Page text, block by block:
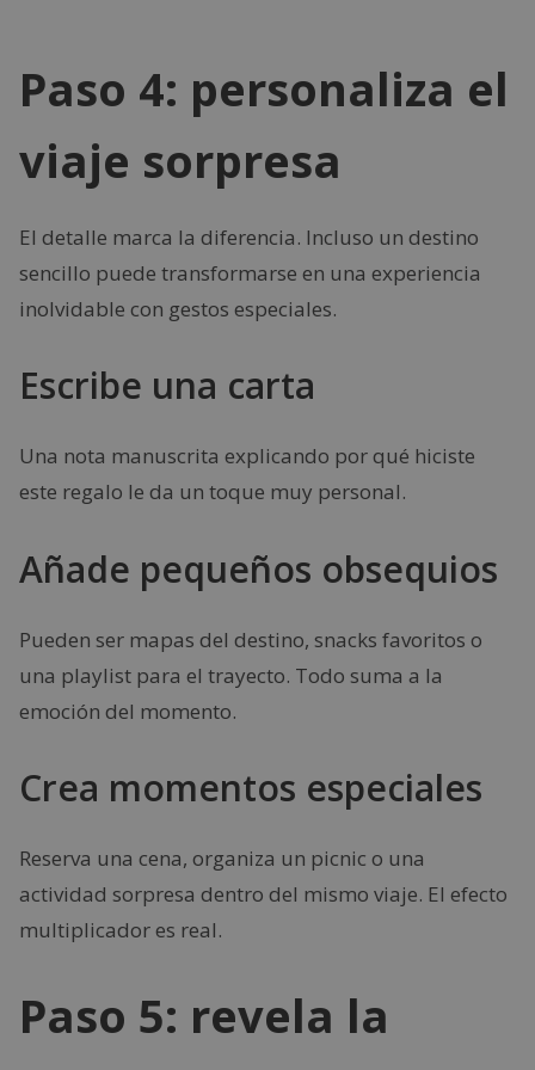
Paso 4: personaliza el
viaje sorpresa
El detalle marca la diferencia. Incluso un destino
sencillo puede transformarse en una experiencia
inolvidable con gestos especiales.
Escribe una carta
Una nota manuscrita explicando por qué hiciste
este regalo le da un toque muy personal.
Añade pequeños obsequios
Pueden ser mapas del destino, snacks favoritos o
una playlist para el trayecto. Todo suma a la
emoción del momento.
Crea momentos especiales
Reserva una cena, organiza un picnic o una
actividad sorpresa dentro del mismo viaje. El efecto
multiplicador es real.
Paso 5: revela la